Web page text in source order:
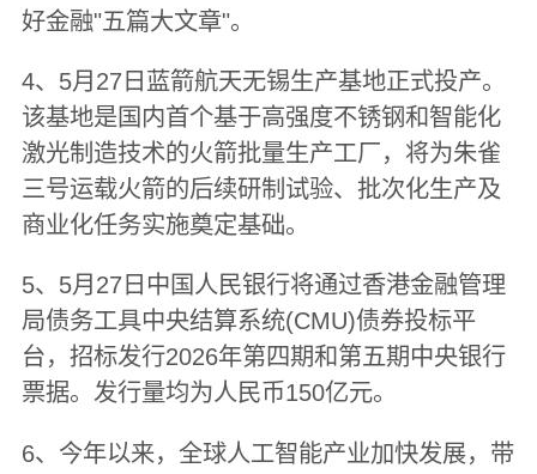
好金融"五篇大文章"。
4、5月27日蓝箭航天无锡生产基地正式投产。
该基地是国内首个基于高强度不锈钢和智能化
激光制造技术的火箭批量生产工厂，将为朱雀
三号运载火箭的后续研制试验、批次化生产及
商业化任务实施奠定基础。
5、5月27日中国人民银行将通过香港金融管理
局债务工具中央结算系统(CMU)债券投标平
台，招标发行2026年第四期和第五期中央银行
票据。发行量均为人民币150亿元。
6、今年以来，全球人工智能产业加快发展，带